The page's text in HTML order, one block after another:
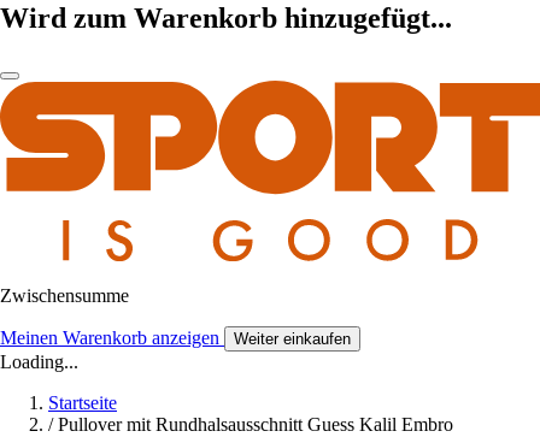
Wird zum Warenkorb hinzugefügt...
Zwischensumme
Meinen Warenkorb anzeigen Weiter einkaufen
Loading...
Startseite
/ Pullover mit Rundhalsausschnitt Guess Kalil Embro